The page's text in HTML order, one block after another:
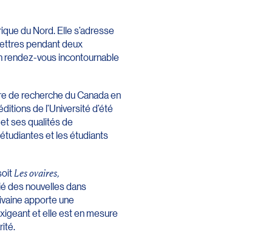
du Nord. Elle s’adresse
pendant deux
rendez-vous incontournable
de recherche du Canada en
de l’Université d’été
ses qualités de
et les étudiants
Les ovaires,
des nouvelles dans
apporte une
et elle est en mesure